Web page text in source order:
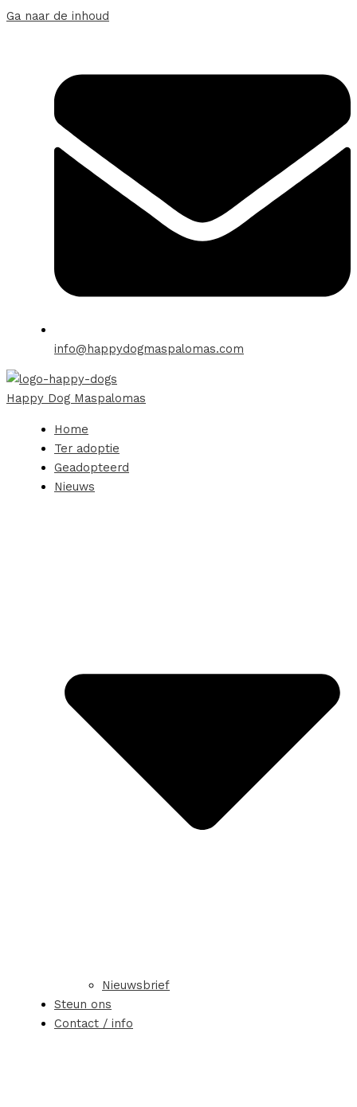
Ga naar de inhoud
info@happydogmaspalomas.com
Happy Dog Maspalomas
Home
Ter adoptie
Geadopteerd
Nieuws
Nieuwsbrief
Steun ons
Contact / info